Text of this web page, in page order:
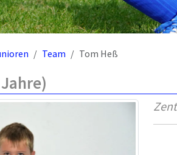
Team Tom Heß